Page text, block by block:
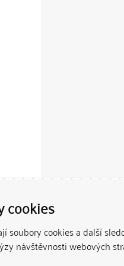
cookies
soubory cookies a další
návštěvnosti webových